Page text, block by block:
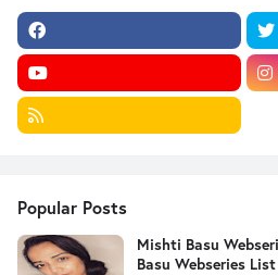
Popular Posts
Mishti Basu
Basu Webseries